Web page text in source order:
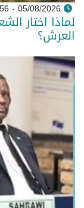
05/08/2026 - 20:56
لماذا اختار
العرش؟